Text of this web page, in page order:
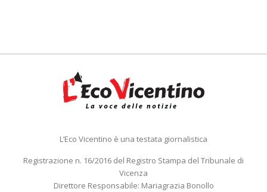
L’Eco Vicentino è una testata giornalistica
Registrazione n. 16/2016 del Registro Stampa del Tribunale di
Vicenza
Direttore Responsabile: Mariagrazia Bonollo